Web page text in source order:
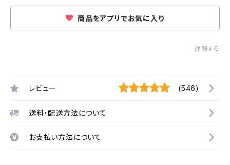
商品をアプリでお気に入り
通報する
レビュー (546)
送料・配送方法について
お支払い方法について